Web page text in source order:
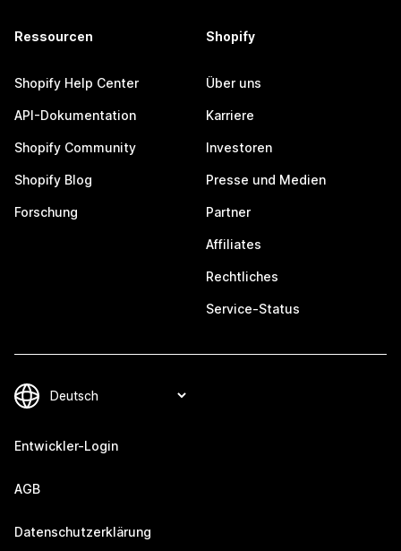
Ressourcen
Shopify Help Center
API-Dokumentation
Shopify Community
Shopify Blog
Forschung
Shopify
Über uns
Karriere
Investoren
Presse und Medien
Partner
Affiliates
Rechtliches
Service-Status
Entwickler-Login
AGB
Datenschutzerklärung